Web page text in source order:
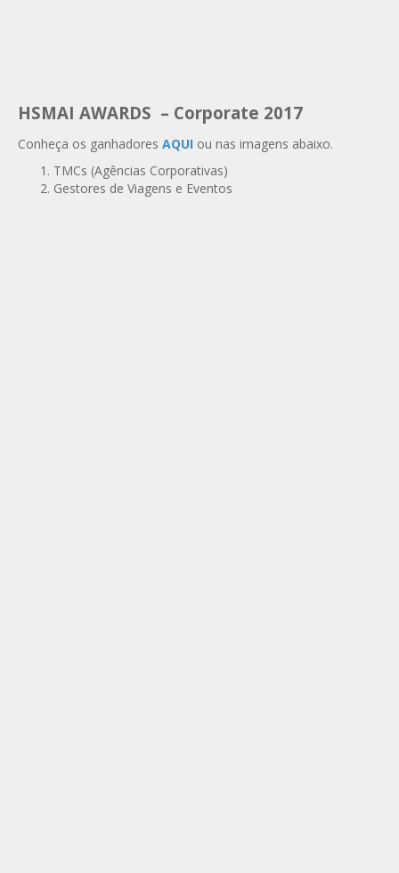
HSMAI AWARDS – Corporate 2017
Conheça os ganhadores AQUI ou nas imagens abaixo.
TMCs (Agências Corporativas)
Gestores de Viagens e Eventos